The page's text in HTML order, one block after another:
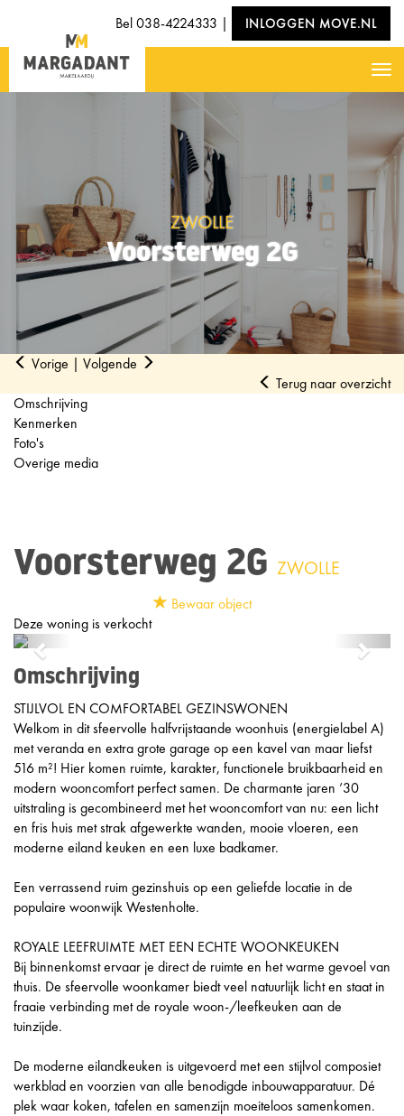
Bel038-4224333 | INLOGGEN MOVE.NL
Voorsterweg 2G
ZWOLLE
Vorige | Volgende
Terug naar overzicht
Omschrijving
Kenmerken
Foto's
Overige media
Voorsterweg 2G ZWOLLE
Bewaar object
Deze woning is verkocht
Previous Next
Omschrijving
STIJLVOL EN COMFORTABEL GEZINSWONEN
Welkom in dit sfeervolle halfvrijstaande woonhuis (energielabel A)
met veranda en extra grote garage op een kavel van maar liefst
516 m²! Hier komen ruimte, karakter, functionele bruikbaarheid en
modern wooncomfort perfect samen. De charmante jaren ’30
uitstraling is gecombineerd met het wooncomfort van nu: een licht
en fris huis met strak afgewerkte wanden, mooie vloeren, een
moderne eiland keuken en een luxe badkamer.
Een verrassend ruim gezinshuis op een geliefde locatie in de
populaire woonwijk Westenholte.
ROYALE LEEFRUIMTE MET EEN ECHTE WOONKEUKEN
Bij binnenkomst ervaar je direct de ruimte en het warme gevoel van
thuis. De sfeervolle woonkamer biedt veel natuurlijk licht en staat in
fraaie verbinding met de royale woon-/leefkeuken aan de
tuinzijde.
De moderne eilandkeuken is uitgevoerd met een stijlvol composiet
werkblad en voorzien van alle benodigde inbouwapparatuur. Dé
plek waar koken, tafelen en samenzijn moeiteloos samenkomen.